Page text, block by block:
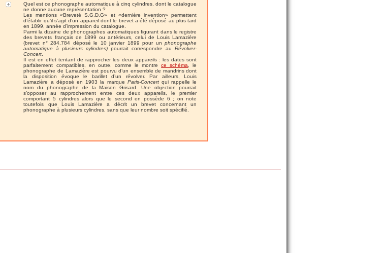
Quel est ce phonographe automatique à cinq cylindres, dont le catalogue
ne donne aucune représentation ?
Les mentions «Breveté S.G.D.G» et «dernière invention» permettent
d’établir qu’il s’agit d’un appareil dont le brevet a été déposé au plus tard
en 1899, année d’impression du catalogue.
Parmi la dizaine de phonographes automatiques figurant dans le registre
des brevets français de 1899 ou antérieurs, celui de Louis Lamazière
(brevet n° 284.784 déposé le 10 janvier 1899 pour unphonographe
automatique à plusieurs cylindres) pourrait correspondre auRévolver-
Concert
Il est en effet tentant de rapprocher les deux appareils : les dates sont
parfaitement compatibles, en outre, comme le montrece schéma
, le
phonographe de Lamazière est pourvu d’un ensemble de mandrins dont
la disposition évoque le barillet d’un révolver. Par ailleurs, Louis
Lamazière a déposé en 1903 la marque Paris-Concertqui rappelle le
nom du phonographe de la Maison Grisard. Une objection pourrait
s’opposer au rapprochement entre ces deux appareils, le premier
comportant 5 cylindres alors que le second en possède 6 ; on note
toutefois que Louis Lamazière a décrit un brevet concernant un
phonographe à plusieurs cylindres, sans que leur nombre soit spécifié.